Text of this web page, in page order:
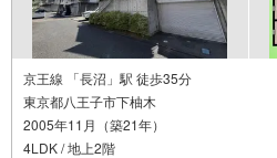
京王線 「長沼」駅 徒歩35分
東京都八王子市下柚木
2005年11月（築21年）
4LDK / 地上2階